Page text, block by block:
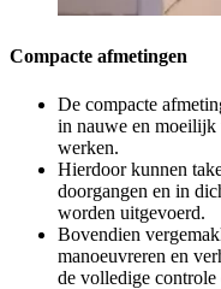
Compacte afmetingen
De compacte
in nauwe en
werken.
Hierdoor kunnen
doorgangen en in
worden uitgevoerd.
Bovendien
manoeuvreren en
de volledige